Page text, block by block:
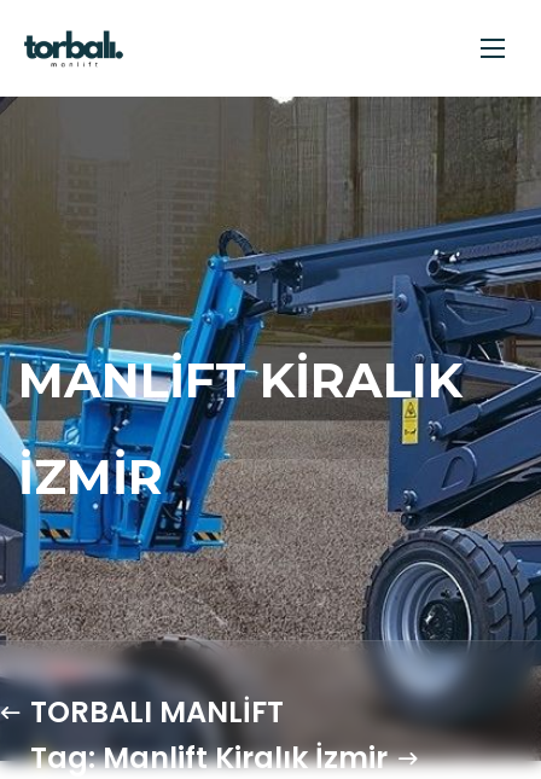
MANLIFT KIRALIK
İZMIR
TORBALI MANLİFT
Tag: Manlift Kiralık İzmir